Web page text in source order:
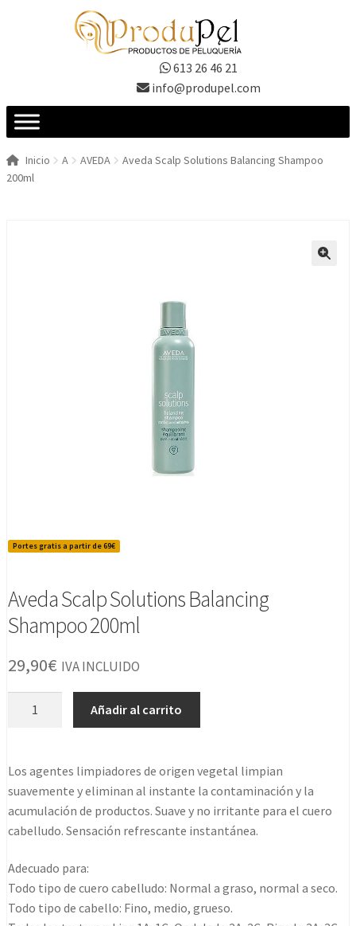
613 26 46 21
info@produpel.com
Inicio A AVEDA
Aveda Scalp Solutions Balancing Shampoo
200ml
Portes gratis a partir de 69€
Aveda Scalp Solutions Balancing
Shampoo 200ml
29,90€ IVA INCLUIDO
Shampoo
200ml
cantidad
Añadir al carrito
Los agentes limpiadores de origen vegetal limpian
suavemente y eliminan al instante la contaminación y la
acumulación de productos. Suave y no irritante para el cuero
cabelludo. Sensación refrescante instantánea.
Adecuado para:
Todo tipo de cuero cabelludo: Normal a graso, normal a seco.
Todo tipo de cabello: Fino, medio, grueso.